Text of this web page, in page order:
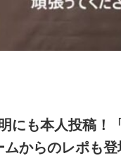
にも本人投稿！
からのレポも登